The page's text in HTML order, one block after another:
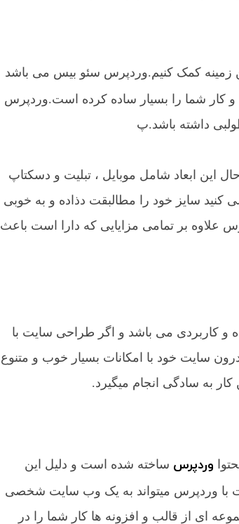
زمینه کمک کنیم.وردپرس سئو بیس می باشد
و کار شما را بسیار ساده کرده است.وردپرس
داشته باشد.پ
این ابعاد شامل موبایل ، تبلیت و دسکتاپ
سایز خود را مطالبقت دذاده و به خوبی
بر تمامی مزایایی که دارا است باعث
و کاربردی می باشد و اگر طراحی سایت با
سایت خود با امکانات بسیار خوب و متنوع
به سادگی انجام میگیرد.
وردپرس ساخته شده است و دلیل این
با وردپرس میتواند به یک وب سایت شخصی
ای از قالب و افزونه ها کار شما را در